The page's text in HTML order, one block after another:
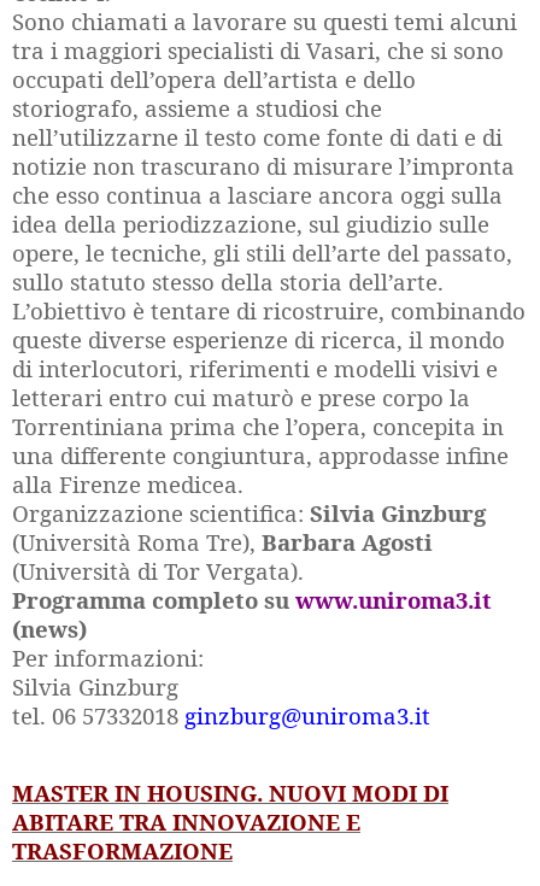
Sono chiamati a lavorare su questi temi alcuni
tra i maggiori specialisti di Vasari, che si sono
occupati dell’opera dell’artista e dello
storiografo, assieme a studiosi che
nell’utilizzarne il testo come fonte di dati e di
notizie non trascurano di misurare l’impronta
che esso continua a lasciare ancora oggi sulla
idea della periodizzazione, sul giudizio sulle
opere, le tecniche, gli stili dell’arte del passato,
sullo statuto stesso della storia dell’arte.
L’obiettivo è tentare di ricostruire, combinando
queste diverse esperienze di ricerca, il mondo
di interlocutori, riferimenti e modelli visivi e
letterari entro cui maturò e prese corpo la
Torrentiniana prima che l’opera, concepita in
una differente congiuntura, approdasse infine
alla Firenze medicea.
Organizzazione scientifica: Silvia Ginzburg
(Università Roma Tre), Barbara Agosti
(Università di Tor Vergata).
Programma completo su www.uniroma3.it
(news)
Per informazioni:
Silvia Ginzburg
tel. 06 57332018 ginzburg@uniroma3.it
MASTER IN HOUSING. NUOVI MODI DI
ABITARE TRA INNOVAZIONE E
TRASFORMAZIONE